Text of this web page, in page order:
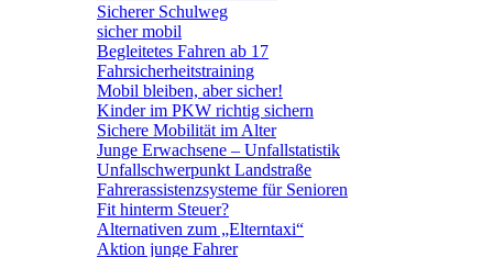
Sicherer Schulweg
sicher mobil
Begleitetes Fahren ab 17
Fahrsicherheitstraining
Mobil bleiben, aber sicher!
Kinder im PKW richtig sichern
Sichere Mobilität im Alter
Junge Erwachsene – Unfallstatistik
Unfallschwerpunkt Landstraße
Fahrerassistenzsysteme für Senioren
Fit hinterm Steuer?
Alternativen zum „Elterntaxi“
Aktion junge Fahrer